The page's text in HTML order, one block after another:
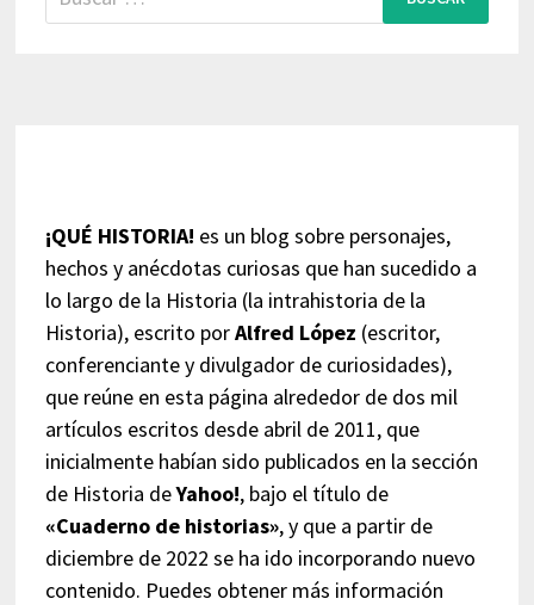
¡QUÉ HISTORIA! es un blog sobre personajes,
hechos y anécdotas curiosas que han sucedido a
lo largo de la Historia (la intrahistoria de la
Historia), escrito porAlfred López (escritor,
conferenciante y divulgador de curiosidades),
que reúne en esta página alrededor de dos mil
artículos escritos desde abril de 2011, que
inicialmente habían sido publicados en la sección
de Historia deYahoo!, bajo el título de
«Cuaderno de historias», y que a partir de
diciembre de 2022 se ha ido incorporando nuevo
contenido. Puedes obtener más información